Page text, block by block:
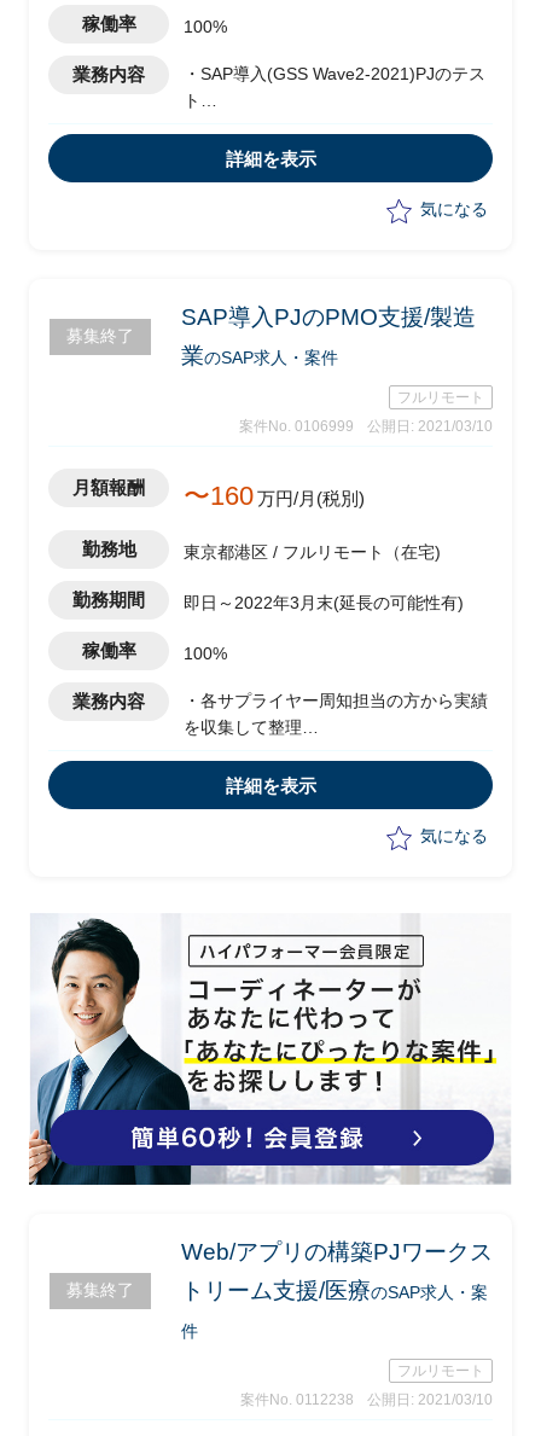
稼働率 100%
業務内容
・SAP導入(GSS Wave2-2021)PJのテス
ト
・エンドユーザトレーニングや業務リハ
におけるシステム準備事項の洗い出し
詳細を表示
気になる
募集終了
SAP導入PJのPMO支援/製造
業のSAP求人・案件
フルリモート
案件No. 0106999
公開日: 2021/03/10
月額報酬 〜160万円/月(税別)
勤務地 東京都港区 / フルリモート（在宅)
勤務期間 即日～2022年3月末(延長の可能性有)
稼働率 100%
業務内容
・各サプライヤー周知担当の方から実績
を収集して整理
・課題について収集して整理実務
・周知関連資料の作成実務
・ステークホルダーからの問い合わせ対
詳細を表示
気になる
募集終了
Web/アプリの構築PJワークス
トリーム支援/医療のSAP求人・案
件
フルリモート
案件No. 0112238
公開日: 2021/03/10